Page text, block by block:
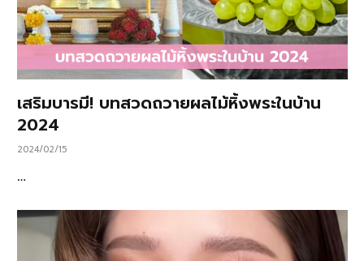
เสริมบารมี! บทสวดถวายผลไม้หิ้งพระในบ้าน
2024
2024/02/15
…